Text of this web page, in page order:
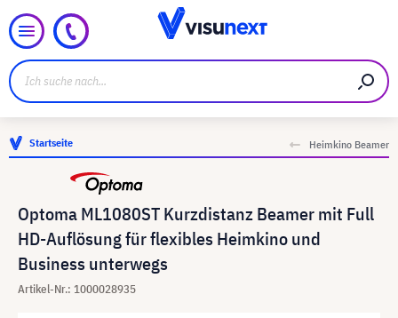
Startseite Heimkino Beamer
Optoma ML1080ST Kurzdistanz Beamer mit Full
HD-Auflösung für flexibles Heimkino und
Business unterwegs
Artikel-Nr.: 1000028935